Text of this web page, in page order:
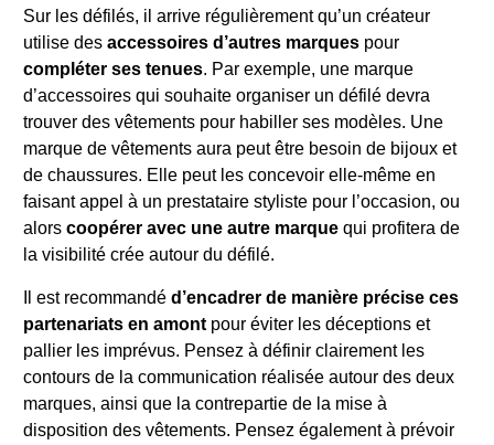
Sur les défilés, il arrive régulièrement qu’un créateur
utilise des accessoires d’autres marques pour
compléter ses tenues. Par exemple, une marque
d’accessoires qui souhaite organiser un défilé devra
trouver des vêtements pour habiller ses modèles. Une
marque de vêtements aura peut être besoin de bijoux et
de chaussures. Elle peut les concevoir elle-même en
faisant appel à un prestataire styliste pour l’occasion, ou
alors coopérer avec une autre marque qui profitera de
la visibilité crée autour du défilé.
Il est recommandé d’encadrer de manière précise ces
partenariats en amont pour éviter les déceptions et
pallier les imprévus. Pensez à définir clairement les
contours de la communication réalisée autour des deux
marques, ainsi que la contrepartie de la mise à
disposition des vêtements. Pensez également à prévoir